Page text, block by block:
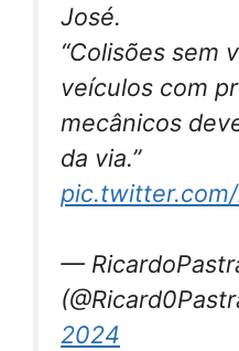
José.
“Colisões sem
veículos com
mecânicos
da via.”
—
2024